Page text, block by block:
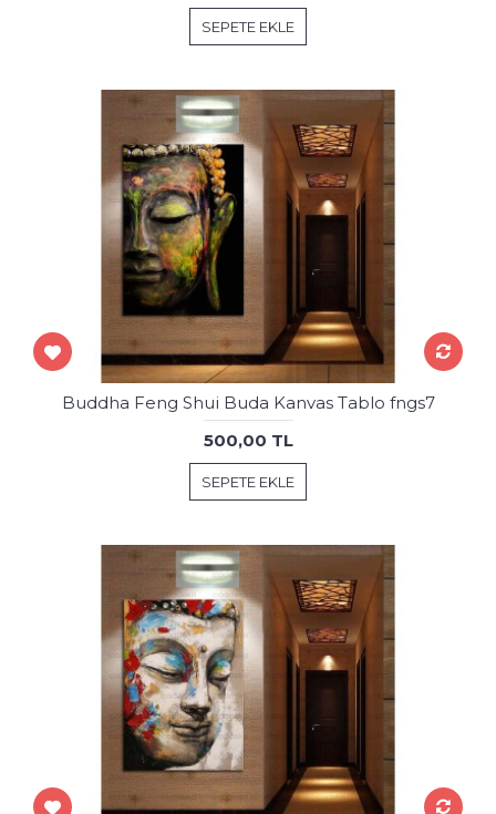
SEPETE EKLE
Buddha Feng Shui Buda Kanvas Tablo fngs7
500,00 TL
SEPETE EKLE